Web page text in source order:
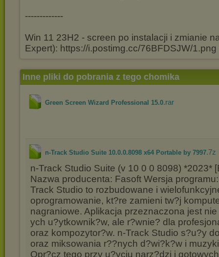
-------------
Win 11 23H2 - screen po instalacji i zmianie
Expert): https://i.postimg.cc/76BFDSJW/1.png
Inne pliki do pobrania z tego chomika
Green Screen Wizard Professional 15.0.rar
n-Track Studio Suite 10.0.0.8098 x64 Portable by 7997.7z
n-Track Studio Suite (v 10 0 0 8098) *2023*
Nazwa producenta: Fasoft Wersja
Track Studio to rozbudowane i
oprogramowanie, kt?re zamieni tw?j
nagraniowe. Aplikacja przeznaczona jest
ych u?ytkownik?w, ale r?wnie? dla
oraz kompozytor?w. n-Track Studio s?u?y
oraz miksowania r??nych d?wi?k?w i
Opr?cz tego przy u?yciu narz?dzi i